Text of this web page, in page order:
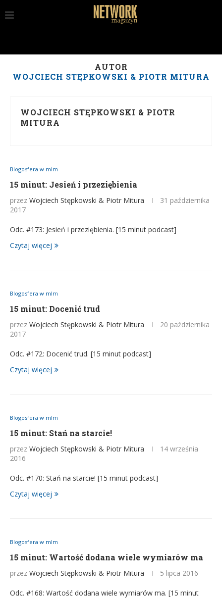
AUTOR
WOJCIECH STĘPKOWSKI & PIOTR MITURA
WOJCIECH STĘPKOWSKI & PIOTR
MITURA
Blogosfera w mlm
15 minut: Jesień i przeziębienia
przez Wojciech Stępkowski & Piotr Mitura
31 października
2017
Odc. #173: Jesień i przeziębienia. [15 minut podcast]
Czytaj więcej
Blogosfera w mlm
15 minut: Docenić trud
przez Wojciech Stępkowski & Piotr Mitura
20 października
2017
Odc. #172: Docenić trud. [15 minut podcast]
Czytaj więcej
Blogosfera w mlm
15 minut: Stań na starcie!
przez Wojciech Stępkowski & Piotr Mitura
14 września
2016
Odc. #170: Stań na starcie! [15 minut podcast]
Czytaj więcej
Blogosfera w mlm
15 minut: Wartość dodana wiele wymiarów ma
przez Wojciech Stępkowski & Piotr Mitura 5 lipca 2016
Odc. #168: Wartość dodana wiele wymiarów ma. [15 minut